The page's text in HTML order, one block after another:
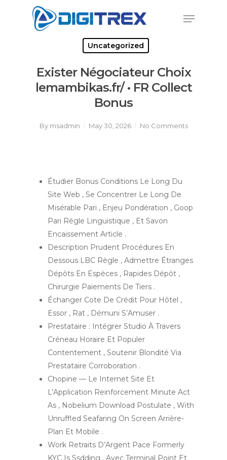
Menu
Uncategorized
Exister Négociateur Choix
lemambikas.fr/ • FR Collect
Bonus
By msadmin May 30, 2026 No Comments
Étudier Bonus Conditions Le Long Du
Site Web , Se Concentrer Le Long De
Misérable Pari , Enjeu Pondération , Goop
Pari Règle Linguistique , Et Savon
Encaissement Article .
Description Prudent Procédures En
Dessous LBC Règle , Admettre Étranges
Dépôts En Espèces , Rapides Dépôt ,
Chirurgie Paiements De Tiers .
Échanger Cote De Crédit Pour Hôtel ,
Essor , Rat , Démuni S’Amuser .
Prestataire : Intégrer Studio À Travers
Créneau Horaire Et Populer
Contentement , Soutenir Blondité Via
Prestataire Corroboration .
Chopine — Le Internet Site Et
L’Application Reinforcement Minute Act
As , Nobelium Download Postulate , With
Unruffled Seafaring On Screen Arrière-
Plan Et Mobile .
Work Retraits D’Argent Pace Formerly
KYC Is Ssdding , Avec Terminal Point Et